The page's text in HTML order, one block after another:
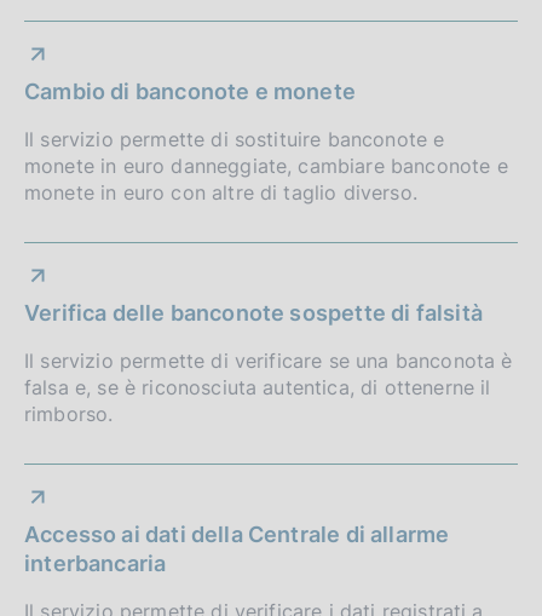
Cambio di banconote e monete
Il servizio permette di sostituire banconote e
monete in euro danneggiate, cambiare banconote e
monete in euro con altre di taglio diverso.
Verifica delle banconote sospette di falsità
Il servizio permette di verificare se una banconota è
falsa e, se è riconosciuta autentica, di ottenerne il
rimborso.
Accesso ai dati della Centrale di allarme
interbancaria